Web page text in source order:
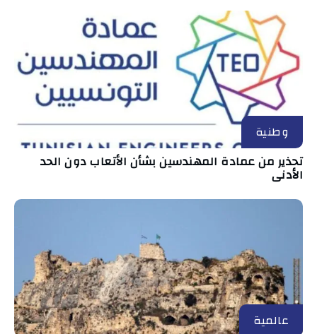
وطنية
تحذير من عمادة المهندسين بشأن الأتعاب دون الحد
الأدنى
عالمية